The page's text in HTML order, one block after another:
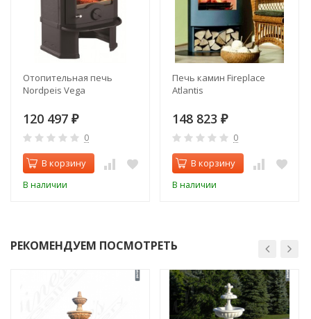
Отопительная печь
Nordpeis Vega
120 497 ₽
0
В корзину
В наличии
Печь камин Fireplace
Atlantis
148 823 ₽
0
В корзину
В наличии
РЕКОМЕНДУЕМ ПОСМОТРЕТЬ